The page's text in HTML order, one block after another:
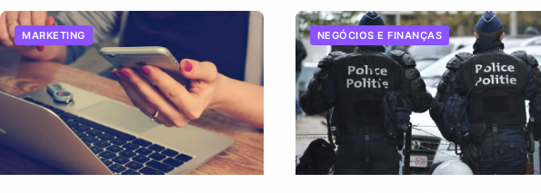
quanto ganha uma figura
pública, como Jorge Araújo,
…
internet e das trocas rápidas
de mensagens, a palavra…
MARKETING NEGÓCIOS E FINANÇAS